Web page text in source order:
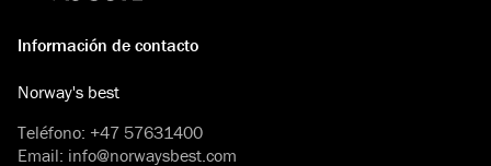
Información de contacto
Norway's best
Teléfono: +47 57631400
Email: info@norwaysbest.com